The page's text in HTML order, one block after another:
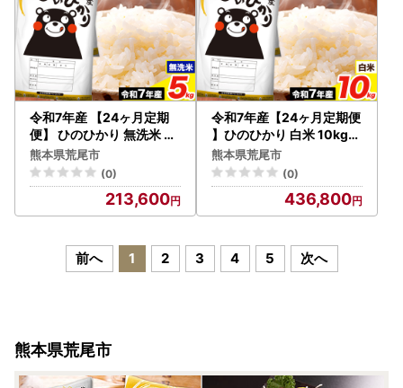
令和7年産 【24ヶ月定期
便】 ひのひかり 無洗米 5k
g《お申込み翌月から出荷
》
熊本県荒尾市
(0)
213,600
令和7年産【24ヶ月定期便
】ひのひかり 白米 10kg《
お申込み翌月から出荷》
熊本県荒尾市
(0)
436,800
前へ 1 2 3 4 5 次へ
熊本県荒尾市